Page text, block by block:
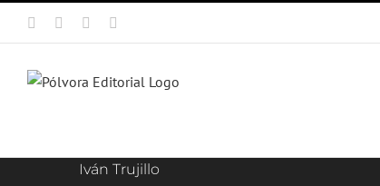
Facebook Instagram
Iván Trujillo